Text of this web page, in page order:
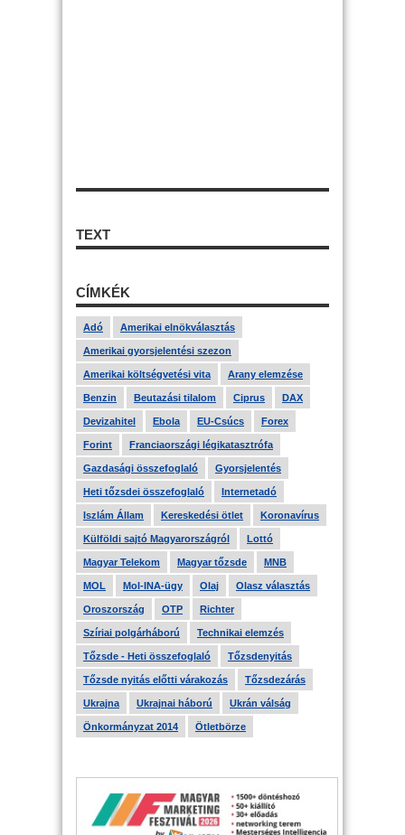
TEXT
CÍMKÉK
Adó Amerikai elnökválasztás
Amerikai gyorsjelentési szezon
Amerikai költségvetési vita Arany elemzése
Benzin Beutazási tilalom Ciprus DAX
Devizahitel Ebola EU-Csúcs Forex
Forint Franciaországi légikatasztrófa
Gazdasági összefoglaló Gyorsjelentés
Heti tőzsdei összefoglaló Internetadó
Iszlám Állam Kereskedési ötlet Koronavírus
Külföldi sajtó Magyarországról Lottó
Magyar Telekom Magyar tőzsde MNB
MOL Mol-INA-ügy Olaj Olasz választás
Oroszország OTP Richter
Szíriai polgárháború Technikai elemzés
Tőzsde - Heti összefoglaló Tőzsdenyitás
Tőzsde nyitás előtti várakozás Tőzsdezárás
Ukrajna Ukrajnai háború Ukrán válság
Önkormányzat 2014 Ötletbörze